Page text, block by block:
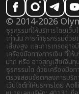
© 2014-2026
ธุรกรรมที่ให้บริการโดยเว็
เท่านั้น การทำธุรกรรมด้ว
เสี่ยงสูง และการเทรดอา
เครื่องมือทางการเงิน ที่ใ
มาก หรือ อาจสูญเสียเงิน
ธุรกรรมใด ด้วยเครื่องมือ
ตรวจสอบข้อตกลงการบริก
เว็บไซต์ที่ให้บริการโดย